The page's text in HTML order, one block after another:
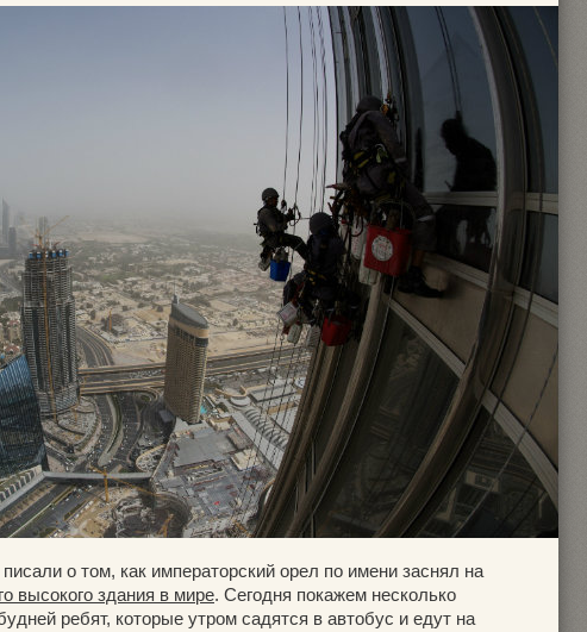
о том, как императорский орел по имени заснял на
высокого здания в мире. Сегодня покажем несколько
ребят, которые утром садятся в автобус и едут на